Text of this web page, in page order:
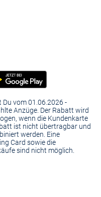
Du vom 01.06.2026 -
Anzüge. Der Rabatt wird
wenn die Kundenkarte
ist nicht übertragbar und
werden. Eine
Card sowie die
sind nicht möglich.